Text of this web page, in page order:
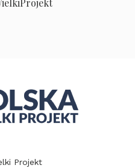
Projekt